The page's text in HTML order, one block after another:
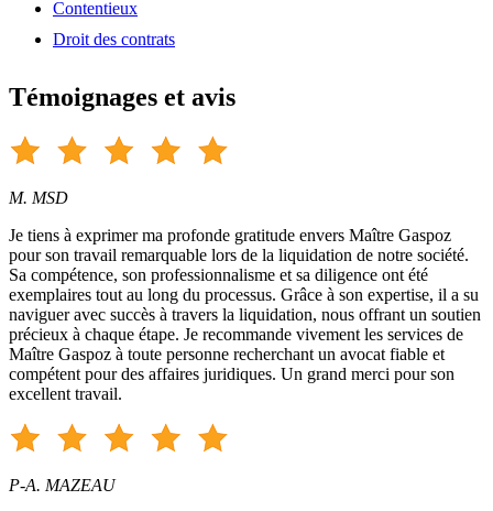
Contentieux
Droit des contrats
Témoignages et avis
M. MSD
Je tiens à exprimer ma profonde gratitude envers Maître Gaspoz
pour son travail remarquable lors de la liquidation de notre société.
Sa compétence, son professionnalisme et sa diligence ont été
exemplaires tout au long du processus. Grâce à son expertise, il a su
naviguer avec succès à travers la liquidation, nous offrant un soutien
précieux à chaque étape. Je recommande vivement les services de
Maître Gaspoz à toute personne recherchant un avocat fiable et
compétent pour des affaires juridiques. Un grand merci pour son
excellent travail.
P-A. MAZEAU